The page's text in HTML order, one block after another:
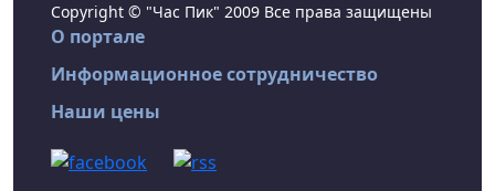
Copyright © "Час Пик" 2009 Все права защищены
О портале
Информационное сотрудничество
Наши цены